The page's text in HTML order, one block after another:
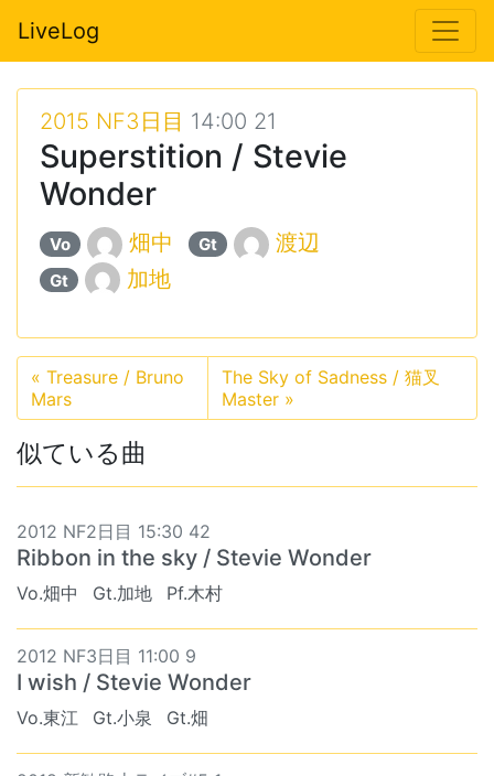
LiveLog
2015 NF3日目 14:00 21
Superstition / Stevie
Wonder
Vo 畑中 Gt 渡辺
Gt 加地
« Treasure / Bruno
Mars
The Sky of Sadness / 猫叉
Master »
似ている曲
2012 NF2日目 15:30 42
Ribbon in the sky / Stevie Wonder
Vo.畑中 Gt.加地 Pf.木村
2012 NF3日目 11:00 9
I wish / Stevie Wonder
Vo.東江 Gt.小泉 Gt.畑